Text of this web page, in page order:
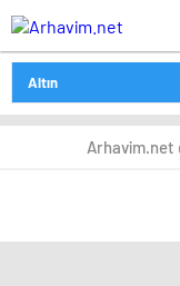
Altın
Arhavim.net